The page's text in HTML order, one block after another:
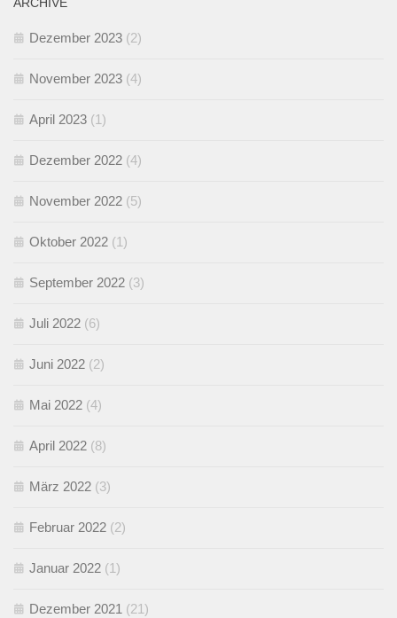
ARCHIVE
Dezember 2023 (2)
November 2023 (4)
April 2023 (1)
Dezember 2022 (4)
November 2022 (5)
Oktober 2022 (1)
September 2022 (3)
Juli 2022 (6)
Juni 2022 (2)
Mai 2022 (4)
April 2022 (8)
März 2022 (3)
Februar 2022 (2)
Januar 2022 (1)
Dezember 2021 (21)